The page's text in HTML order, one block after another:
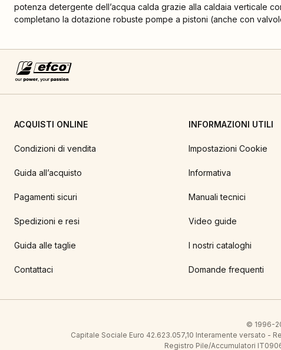
potenza detergente dell’acqua calda grazie alla caldaia verticale
completano la dotazione robuste pompe a pistoni (anche con
ACQUISTI ONLINE
Condizioni di vendita
Guida all’acquisto
Pagamenti sicuri
Spedizioni e resi
Guida alle taglie
Contattaci
INFORMAZIONI UTILI
Impostazioni Cookie
Informativa
Manuali tecnici
Video guide
I nostri cataloghi
Domande frequenti
© 1996-
Capitale Sociale Euro 42.623.057,10 Interamente versato -
Registro Pile/Accumulatori